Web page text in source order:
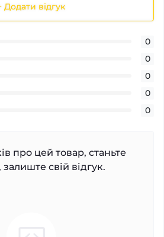
Додати відгук
0
0
0
0
0
про цей товар, станьте
свій відгук.